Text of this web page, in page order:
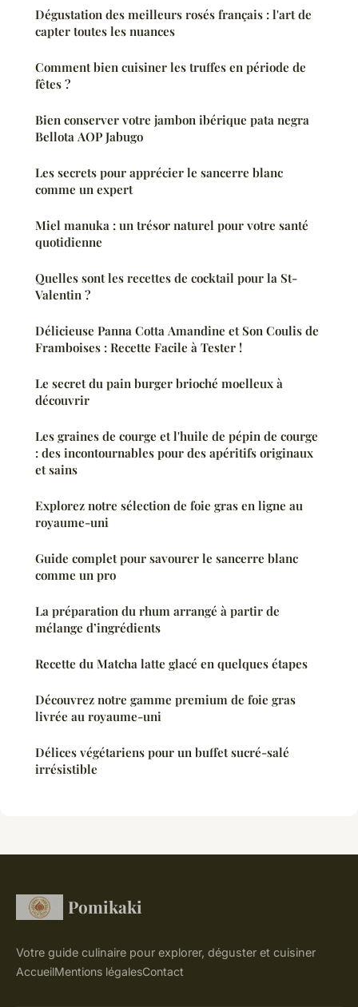
Dégustation des meilleurs rosés français : l'art de
capter toutes les nuances
Comment bien cuisiner les truffes en période de
fêtes ?
Bien conserver votre jambon ibérique pata negra
Bellota AOP Jabugo
Les secrets pour apprécier le sancerre blanc
comme un expert
Miel manuka : un trésor naturel pour votre santé
quotidienne
Quelles sont les recettes de cocktail pour la St-
Valentin ?
Délicieuse Panna Cotta Amandine et Son Coulis de
Framboises : Recette Facile à Tester !
Le secret du pain burger brioché moelleux à
découvrir
Les graines de courge et l'huile de pépin de courge
: des incontournables pour des apéritifs originaux
et sains
Explorez notre sélection de foie gras en ligne au
royaume-uni
Guide complet pour savourer le sancerre blanc
comme un pro
La préparation du rhum arrangé à partir de
mélange d’ingrédients
Recette du Matcha latte glacé en quelques étapes
Découvrez notre gamme premium de foie gras
livrée au royaume-uni
Délices végétariens pour un buffet sucré-salé
irrésistible
Pomikaki
Votre guide culinaire pour explorer, déguster et cuisiner
AccueilMentions légalesContact